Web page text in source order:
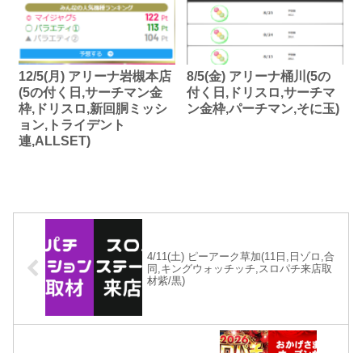
12/5(月) アリーナ岩槻本店
(5の付く日,サーチマン金
枠,ドリスロ,新回胴ミッシ
ョン,トライデント
連,ALLSET)
8/5(金) アリーナ桶川(5の
付く日,ドリスロ,サーチマ
ン金枠,パーチマン,そに玉)
4/11(土) ピーアーク草加(11日,日ゾロ,合
同,キングウォッチッチ,スロパチ来店取
材紫/黒)